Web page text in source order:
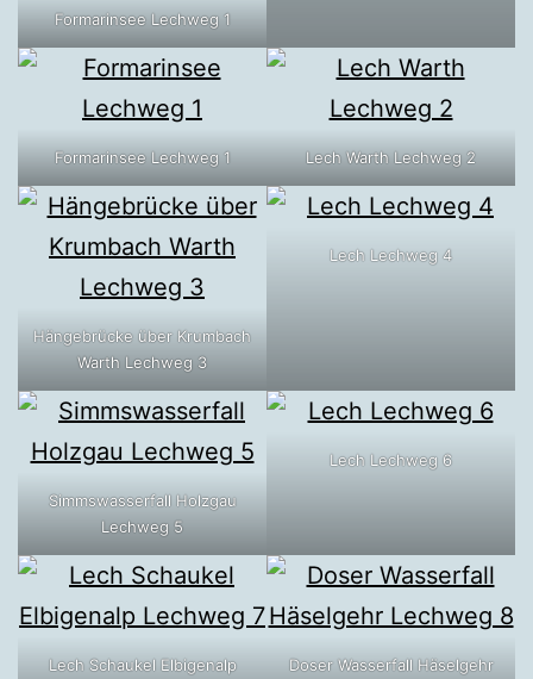
Formarinsee Lechweg 1
Formarinsee Lechweg 1 Lech Warth Lechweg 2
Hängebrücke über Krumbach
Warth Lechweg 3
Lech Lechweg 4
Simmswasserfall Holzgau
Lechweg 5
Lech Lechweg 6
Lech Schaukel Elbigenalp
Doser Wasserfall Häselgehr